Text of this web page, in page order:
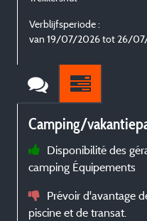
Verblijfsperiode :
van 19/07/2026 tot 26/
Camping/
Disponibilité des
camping Équipements
Prévoir d'avantage
piscine et de transat.